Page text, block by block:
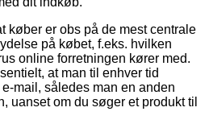
køber er obs på de mest centrale
på købet, f.eks. hvilken
online forretningen kører med.
at man til enhver tid
mail, således man en anden
uanset om du søger et produkt til